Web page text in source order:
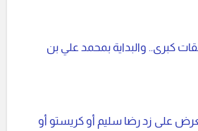
يعلن عن 4 صفقات كبرى.. والبداية بمحمد علي بن
على زد رضا سليم أو كريستو أو